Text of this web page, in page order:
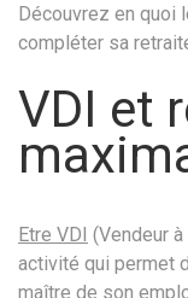
Découvrez en quoi
compléter sa
VDI et
Etre VDI (Vendeur
activité qui permet
maître de son